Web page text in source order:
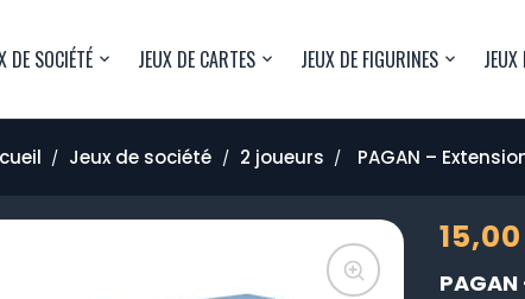
DE SOCIÉTÉ JEUX DE CARTES JEUX DE FIGURINES JEUX
Jeux de société 2 joueurs PAGAN –